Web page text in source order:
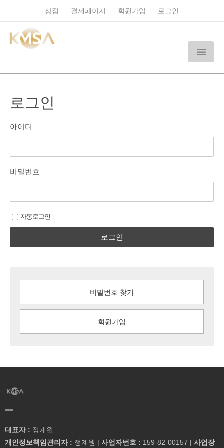
상점 결제페이지 회원가입 로그인
로그인
아이디
비밀번호
자동로그인
로그인
비밀번호 찾기
회원가입
대표자 : 정계원
개인정보책임관리자 : 정계원 | 사업자번호 : 159-82-00157 | 사업장